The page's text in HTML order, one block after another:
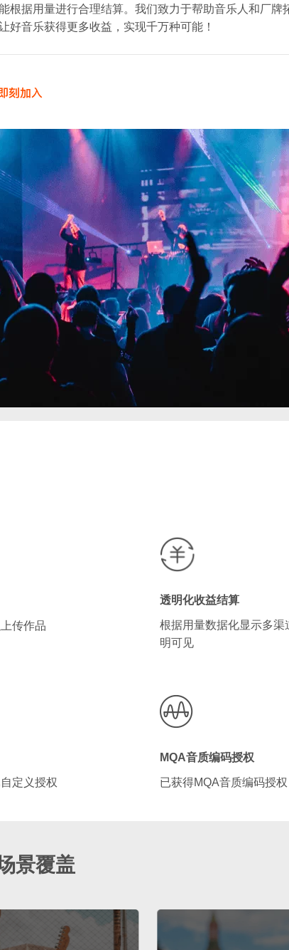
根据用量进行合理结算。我们致力于帮助音乐人和厂牌
好音乐获得更多收益，实现千万种可能！
传作品
透明化收益结算
根据用量数据化显示多渠
明可见
定义授权
MQA音质编码授权
已获得MQA音质编码授权
景覆盖